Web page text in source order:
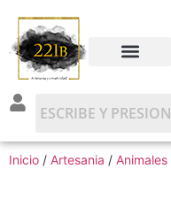
Inicio / Artesania / Animales